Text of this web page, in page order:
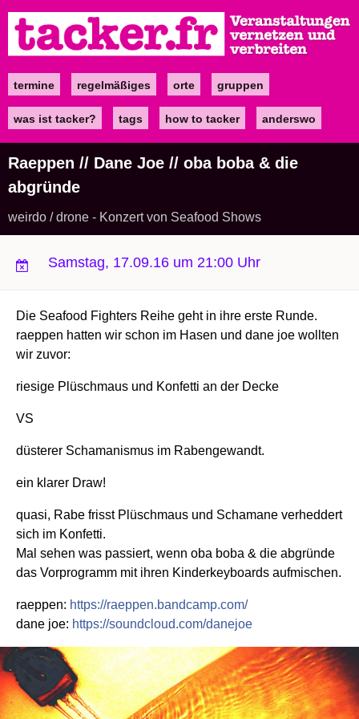
zum
Inhalt
Maintermine regelmäßiges orte gruppen
was ist tacker? tags how to tacker anderswo
Raeppen // Dane Joe // oba boba & die
abgründe
weirdo / drone - Konzert von Seafood Shows
Samstag, 17.09.16 um 21:00 Uhr
Die Seafood Fighters Reihe geht in ihre erste Runde.
raeppen hatten wir schon im Hasen und dane joe wollten
wir zuvor:
riesige Plüschmaus und Konfetti an der Decke
VS
düsterer Schamanismus im Rabengewandt.
ein klarer Draw!
quasi, Rabe frisst Plüschmaus und Schamane verheddert
sich im Konfetti.
Mal sehen was passiert, wenn oba boba & die abgründe
das Vorprogramm mit ihren Kinderkeyboards aufmischen.
raeppen: https://raeppen.bandcamp.com/
dane joe: https://soundcloud.com/danejoe